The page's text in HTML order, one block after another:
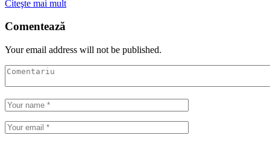
Citeşte mai mult
Comentează
Your email address will not be published.